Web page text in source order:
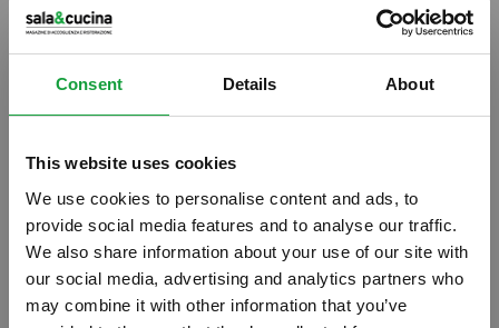
Consent Details About
This website uses cookies
We use cookies to personalise content and ads, to
provide social media features and to analyse our traffic.
We also share information about your use of our site with
our social media, advertising and analytics partners who
may combine it with other information that you’ve
Pollo alla cacciatora dei
Cacciatori
14/11/2022